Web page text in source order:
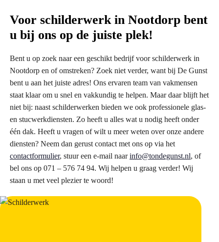
Voor schilderwerk in Nootdorp bent
u bij ons op de juiste plek!
Bent u op zoek naar een geschikt bedrijf voor schilderwerk in
Nootdorp en of omstreken? Zoek niet verder, want bij De Gunst
bent u aan het juiste adres! Ons ervaren team van vakmensen
staat klaar om u snel en vakkundig te helpen. Maar daar blijft het
niet bij: naast schilderwerken bieden we ook professionele glas-
en stucwerkdiensten. Zo heeft u alles wat u nodig heeft onder
één dak. Heeft u vragen of wilt u meer weten over onze andere
diensten? Neem dan gerust contact met ons op via het
contactformulier, stuur een e-mail naarinfo@tondegunst.nl, of
bel ons op 071 – 576 74 94. Wij helpen u graag verder! Wij
staan u met veel plezier te woord!